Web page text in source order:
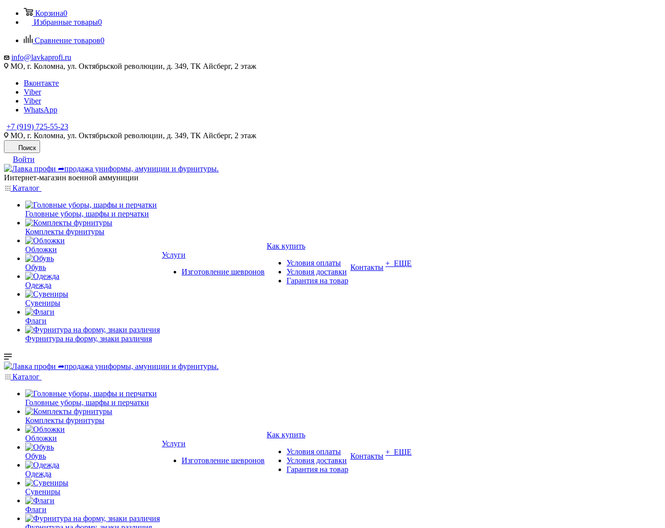
Корзина0
Избранные товары0
Сравнение товаров0
info@lavkaprofi.ru
МО, г. Коломна, ул. Октябрьской революции, д. 349, ТК Айсберг, 2 этаж
Вконтакте
Viber
Viber
WhatsApp
+7 (919) 725-55-23
МО, г. Коломна, ул. Октябрьской революции, д. 349, ТК Айсберг, 2 этаж
Поиск
Войти
Интернет-магазин военной аммуниции
Каталог
Головные уборы, шарфы и перчатки
Комплекты фурнитуры
Обложки
Обувь
Одежда
Сувениры
Флаги
Фурнитура на форму, знаки различия
Услуги
Изготовление шевронов
Как купить
Условия оплаты
Условия доставки
Гарантия на товар
Контакты + ЕЩЕ
Каталог
Головные уборы, шарфы и перчатки
Комплекты фурнитуры
Обложки
Обувь
Одежда
Сувениры
Флаги
Услуги
Изготовление шевронов
Как купить
Условия оплаты
Условия доставки
Гарантия на товар
Контакты + ЕЩЕ